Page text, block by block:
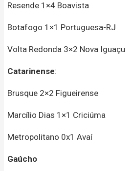
Resende 1×4 Boavista
Botafogo 1×1 Portuguesa-RJ
Volta Redonda 3×2 Nova Iguaçu
Catarinense:
Brusque 2×2 Figueirense
Marcílio Dias 1×1 Criciúma
Metropolitano 0x1 Avaí
Gaúcho